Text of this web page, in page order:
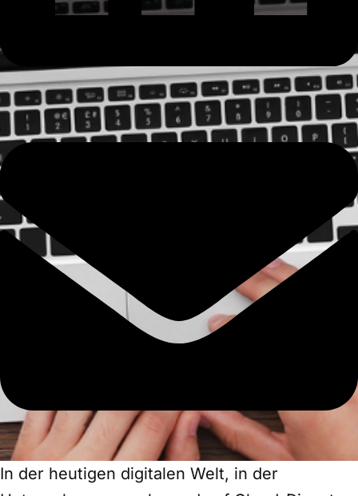
In der heutigen digitalen Welt, in der